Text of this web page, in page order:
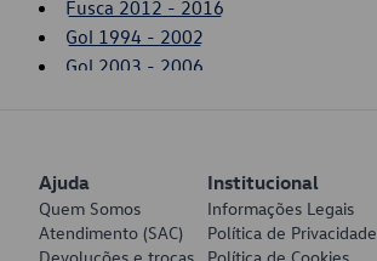
Fusca 2012 - 2016
Gol 1994 - 2002
Gol 2003 - 2006
Nivus 2021 - 2022
Passat 1998 - 2001
Polo 2003 - 2006
Ajuda
Quem Somos
Atendimento (SAC)
Institucional
Informações Legais
Política de Privacidade